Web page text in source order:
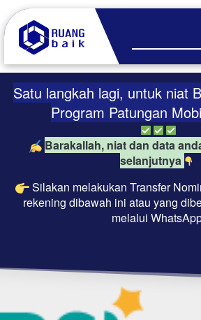
Satu langkah lagi, untuk niat
Program Patungan
Barakallah, niat dan data
selanjutnya
Silakan melakukan Transfer
rekening dibawah ini atau yang
melalui